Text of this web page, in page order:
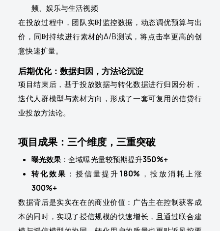
频、娱乐与生活视频
在投放过程中，团队实时监控数据，动态调优预算与出
价，同时持续进行素材的A/B测试，将点击率更高的创
意快速扩量。
后期优化：数据归因，方法论沉淀
项目结束后，基于投放数据与转化数据进行归因分析，
迭代人群模型与素材方向，形成了一套可复用的信贷行
业投放方法论。
项目成果：三个维度，三重突破
曝光效果 ：全域曝光量较预期提升350%+
转化效果 ：授信量提升180% ，投放消耗上涨
300%+
数据背后是实实在在的商业价值：广告主在控制获客成
本的同时，实现了授信规模的快速增长，且通过联合建